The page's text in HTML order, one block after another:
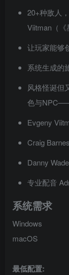
20+种敌人
Viitman（
让玩家能够
系统生成的
风格怪诞但
色与
Evgeny
Craig
Danny
专业配音
系统需求
Windows
macOS
最低配置: